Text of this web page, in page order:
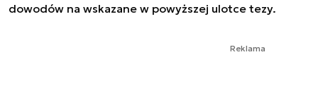
dowodów na wskazane w powyższej ulotce tezy.
Reklama